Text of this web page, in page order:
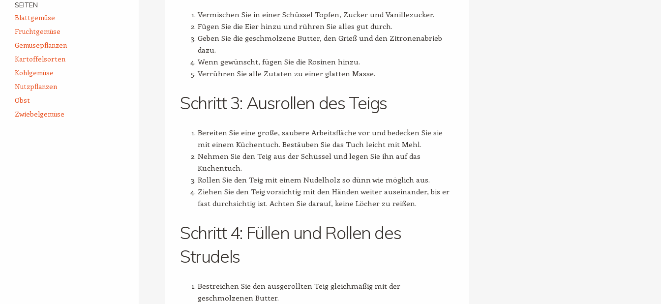
Vermischen Sie in einer Schüssel Topfen, Zucker und Vanillezucker.
Fügen Sie die Eier hinzu und rühren Sie alles gut durch.
Geben Sie die geschmolzene Butter, den Grieß und den Zitronenabrieb
dazu.
Wenn gewünscht, fügen Sie die Rosinen hinzu.
Verrühren Sie alle Zutaten zu einer glatten Masse.
Schritt 3: Ausrollen des Teigs
Bereiten Sie eine große, saubere Arbeitsfläche vor und bedecken Sie sie
mit einem Küchentuch. Bestäuben Sie das Tuch leicht mit Mehl.
Nehmen Sie den Teig aus der Schüssel und legen Sie ihn auf das
Küchentuch.
Rollen Sie den Teig mit einem Nudelholz so dünn wie möglich aus.
Ziehen Sie den Teig vorsichtig mit den Händen weiter auseinander, bis er
fast durchsichtig ist. Achten Sie darauf, keine Löcher zu reißen.
Schritt 4: Füllen und Rollen des
Strudels
Bestreichen Sie den ausgerollten Teig gleichmäßig mit der
geschmolzenen Butter.
SEITEN
Blattgemüse
Fruchtgemüse
Gemüsepflanzen
Kartoffelsorten
Kohlgemüse
Nutzpflanzen
Obst
Zwiebelgemüse